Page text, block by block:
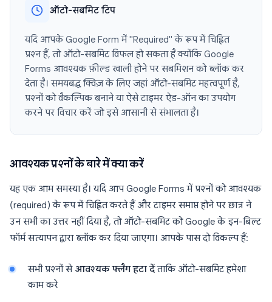
ऑटो-सबमिट टिप
यदि आपके Google Form में "Required" के रूप में चिह्नित
प्रश्न हैं, तो ऑटो-सबमिट विफल हो सकता है क्योंकि Google
Forms आवश्यक फ़ील्ड खाली होने पर सबमिशन को ब्लॉक कर
देता है। समयबद्ध क्विज़ के लिए जहां ऑटो-सबमिट महत्वपूर्ण है,
प्रश्नों को वैकल्पिक बनाने या ऐसे टाइमर ऐड-ऑन का उपयोग
करने पर विचार करें जो इसे आसानी से संभालता है।
आवश्यक प्रश्नों के बारे में क्या करें
यह एक आम समस्या है। यदि आप Google Forms में प्रश्नों को आवश्यक
(required) के रूप में चिह्नित करते हैं और टाइमर समाप्त होने पर छात्र ने
उन सभी का उत्तर नहीं दिया है, तो ऑटो-सबमिट को Google के इन-बिल्ट
फॉर्म सत्यापन द्वारा ब्लॉक कर दिया जाएगा। आपके पास दो विकल्प हैं:
सभी प्रश्नों से आवश्यक फ्लैग हटा देंताकि ऑटो-सबमिट हमेशा
काम करे